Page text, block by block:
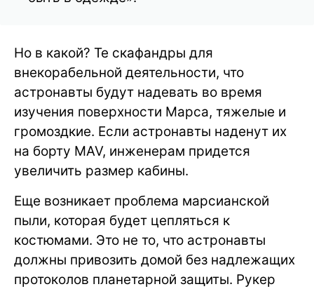
Но в какой? Те скафандры для
внекорабельной деятельности, что
астронавты будут надевать во время
изучения поверхности Марса, тяжелые и
громоздкие. Если астронавты наденут их
на борту MAV, инженерам придется
увеличить размер кабины.
Еще возникает проблема марсианской
пыли, которая будет цепляться к
костюмами. Это не то, что астронавты
должны привозить домой без надлежащих
протоколов планетарной защиты. Рукер